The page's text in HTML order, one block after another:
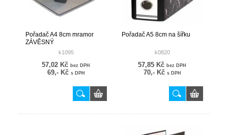
Pořadač A4 8cm mramor
ZÁVĚSNÝ
k1095
57,02 Kč bez DPH
69,- Kč s DPH
Pořadač A5 8cm na šířku
k0820
57,85 Kč bez DPH
70,- Kč s DPH